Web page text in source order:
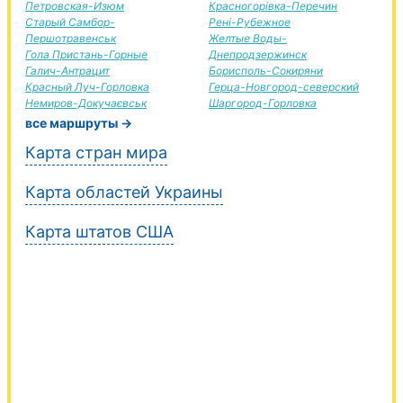
Петровская-Изюм
Старый Самбор-
Першотравенськ
Гола Пристань-Горные
Галич-Антрацит
Красный Луч-Горловка
Немиров-Докучаєвськ
Красногорівка-Перечин
Рені-Рубежное
Желтые Воды-
Днепродзержинск
Борисполь-Сокиряни
Герца-Новгород-северский
Шаргород-Горловка
все маршруты →
Карта стран мира
Карта областей Украины
Карта штатов США